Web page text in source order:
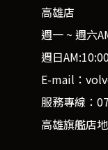
高雄店
週一 ~ 週六
週日
E-mail：
服務專線：
高雄旗艦店